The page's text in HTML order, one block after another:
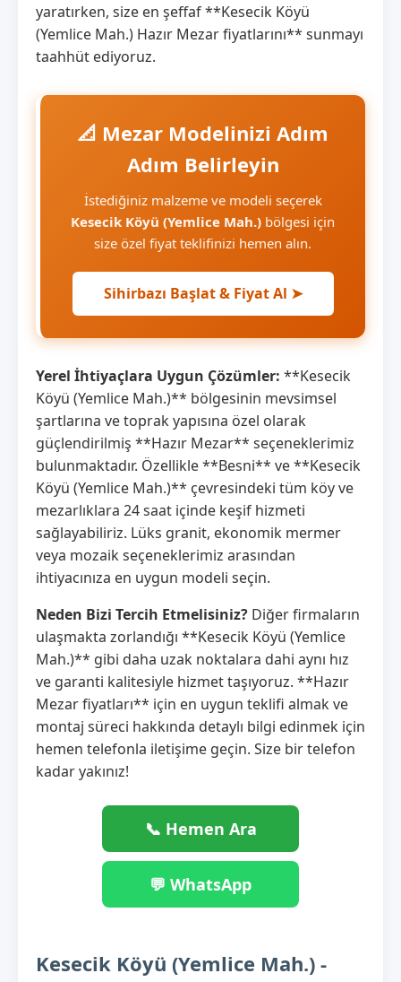
yaratırken, size en şeffaf **Kesecik Köyü
(Yemlice Mah.) Hazır Mezar fiyatlarını** sunmayı
taahhüt ediyoruz.
📐 Mezar Modelinizi Adım
Adım Belirleyin
İstediğiniz malzeme ve modeli seçerek
Kesecik Köyü (Yemlice Mah.) bölgesi için
size özel fiyat teklifinizi hemen alın.
Sihirbazı Başlat & Fiyat Al ➤
Yerel İhtiyaçlara Uygun Çözümler: **Kesecik
Köyü (Yemlice Mah.)** bölgesinin mevsimsel
şartlarına ve toprak yapısına özel olarak
güçlendirilmiş **Hazır Mezar** seçeneklerimiz
bulunmaktadır. Özellikle **Besni** ve **Kesecik
Köyü (Yemlice Mah.)** çevresindeki tüm köy ve
mezarlıklara 24 saat içinde keşif hizmeti
sağlayabiliriz. Lüks granit, ekonomik mermer
veya mozaik seçeneklerimiz arasından
ihtiyacınıza en uygun modeli seçin.
Neden Bizi Tercih Etmelisiniz? Diğer firmaların
ulaşmakta zorlandığı **Kesecik Köyü (Yemlice
Mah.)** gibi daha uzak noktalara dahi aynı hız
ve garanti kalitesiyle hizmet taşıyoruz. **Hazır
Mezar fiyatları** için en uygun teklifi almak ve
montaj süreci hakkında detaylı bilgi edinmek için
hemen telefonla iletişime geçin. Size bir telefon
kadar yakınız!
📞 Hemen Ara
💬 WhatsApp
Kesecik Köyü (Yemlice Mah.) -